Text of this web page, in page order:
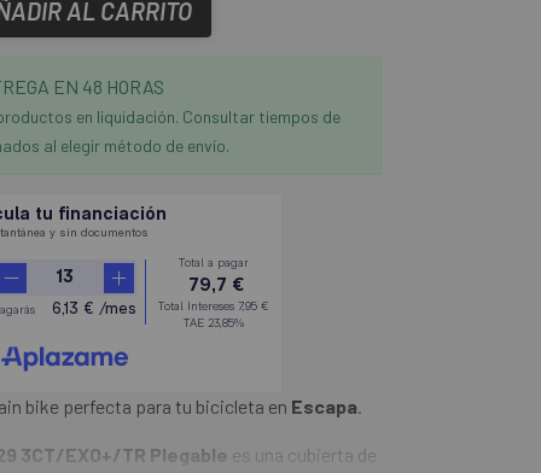
AL CARRITO
EN 48 HORAS
en liquidación. Consultar tiempos de
al elegir método de envío.
bike perfecta para tu bicicleta en Escapa.
3CT/EXO+/TR Plegable es una cubierta de